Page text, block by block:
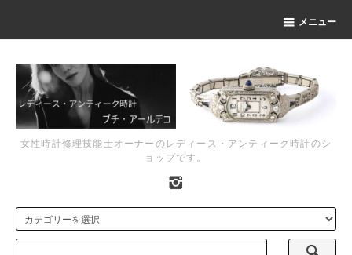
メニュー
女性時計修理技能士オーナーのレディース・アンティーク時計のシ
ョップです。